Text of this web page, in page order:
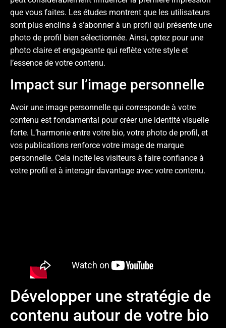
que vous faites. Les études montrent que les utilisateurs
sont plus enclins à s’abonner à un profil qui présente une
photo de profil bien sélectionnée. Ainsi, optez pour une
photo claire et engageante qui reflète votre style et
l’essence de votre contenu.
Impact sur l’image personnelle
Avoir une image personnelle qui corresponde à votre
contenu est fondamental pour créer une identité visuelle
forte. L’harmonie entre votre bio, votre photo de profil, et
vos publications renforce votre image de marque
personnelle. Cela incite les visiteurs à faire confiance à
votre profil et à interagir davantage avec votre contenu.
Développer une stratégie de
contenu autour de votre bio